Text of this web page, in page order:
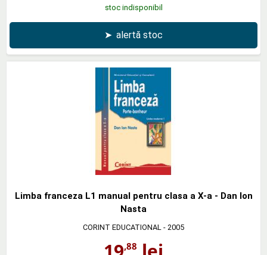
stoc indisponibil
➤ alertă stoc
Limba franceza L1 manual pentru clasa a X-a - Dan Ion
Nasta
CORINT EDUCATIONAL - 2005
,88